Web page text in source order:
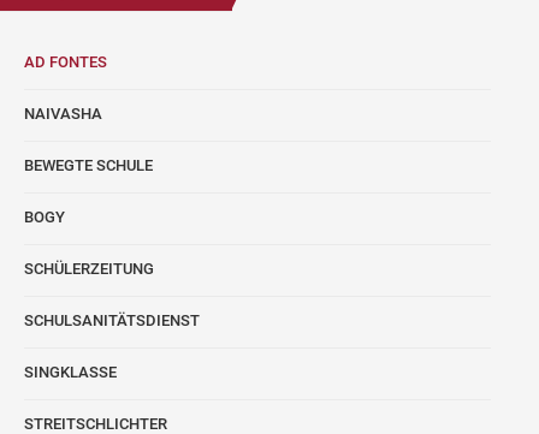
AD FONTES
NAIVASHA
BEWEGTE SCHULE
BOGY
SCHÜLERZEITUNG
SCHULSANITÄTSDIENST
SINGKLASSE
STREITSCHLICHTER